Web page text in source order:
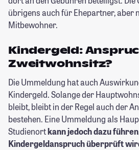
übrigens auch für Ehepartner, aber
Mitbewohner.
Kindergeld:
Zweitwohnsitz?
Die Ummeldung hat auch
Kindergeld. Solange der
bleibt, bleibt in der Regel auch der
bestehen. Eine Ummeldung als
Studienortkann jedoch dazu
Kindergeldanspruch überprüft